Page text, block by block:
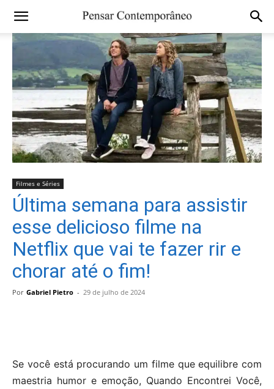
Filmes e Séries
Última semana para assistir
esse delicioso filme na
Netflix que vai te fazer rir e
chorar até o fim!
Por Gabriel Pietro - 29 de julho de 2024
Se você está procurando um filme que equilibre com
maestria humor e emoção, Quando Encontrei Você,